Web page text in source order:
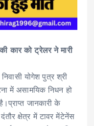
कार को ट्रेलर ने मारी
योगेश पुत्र श्री
में असामयिक निधन हो
जानकारी के
क्षेत्र में टावर मेंटेनेंस